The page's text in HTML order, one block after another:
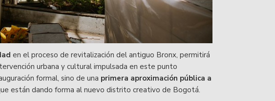
en el proceso de revitalización del antiguo Bronx, permitirá
urbana y cultural impulsada en este punto
formal, sino de una primera aproximación pública a
están dando forma al nuevo distrito creativo de Bogotá.